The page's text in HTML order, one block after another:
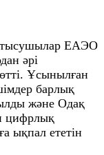
ЕАЭО
әрі
Ұсынылған
барлық
және Одақ
цифрлық
ықпал ететін